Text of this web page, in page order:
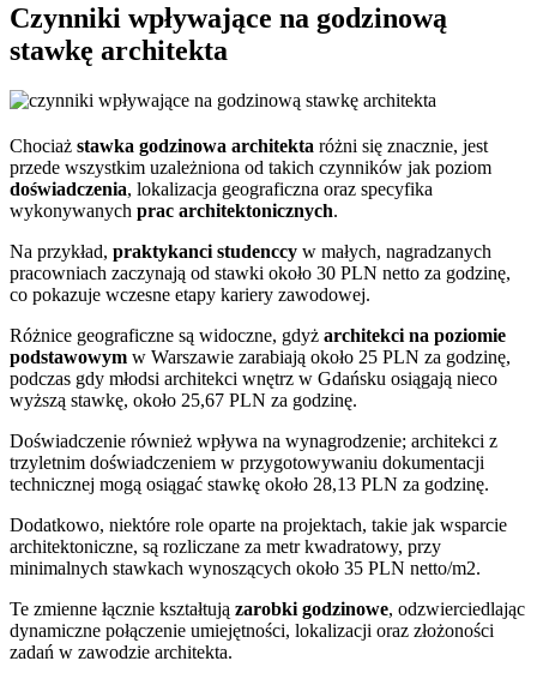
Czynniki wpływające na godzinową
stawkę architekta
Chociaż stawka godzinowa architekta różni się znacznie, jest
przede wszystkim uzależniona od takich czynników jak poziom
doświadczenia, lokalizacja geograficzna oraz specyfika
wykonywanych prac architektonicznych.
Na przykład, praktykanci studenccy w małych, nagradzanych
pracowniach zaczynają od stawki około 30 PLN netto za godzinę,
co pokazuje wczesne etapy kariery zawodowej.
Różnice geograficzne są widoczne, gdyż architekci na poziomie
podstawowym w Warszawie zarabiają około 25 PLN za godzinę,
podczas gdy młodsi architekci wnętrz w Gdańsku osiągają nieco
wyższą stawkę, około 25,67 PLN za godzinę.
Doświadczenie również wpływa na wynagrodzenie; architekci z
trzyletnim doświadczeniem w przygotowywaniu dokumentacji
technicznej mogą osiągać stawkę około 28,13 PLN za godzinę.
Dodatkowo, niektóre role oparte na projektach, takie jak wsparcie
architektoniczne, są rozliczane za metr kwadratowy, przy
minimalnych stawkach wynoszących około 35 PLN netto/m2.
Te zmienne łącznie kształtują zarobki godzinowe, odzwierciedlając
dynamiczne połączenie umiejętności, lokalizacji oraz złożoności
zadań w zawodzie architekta.